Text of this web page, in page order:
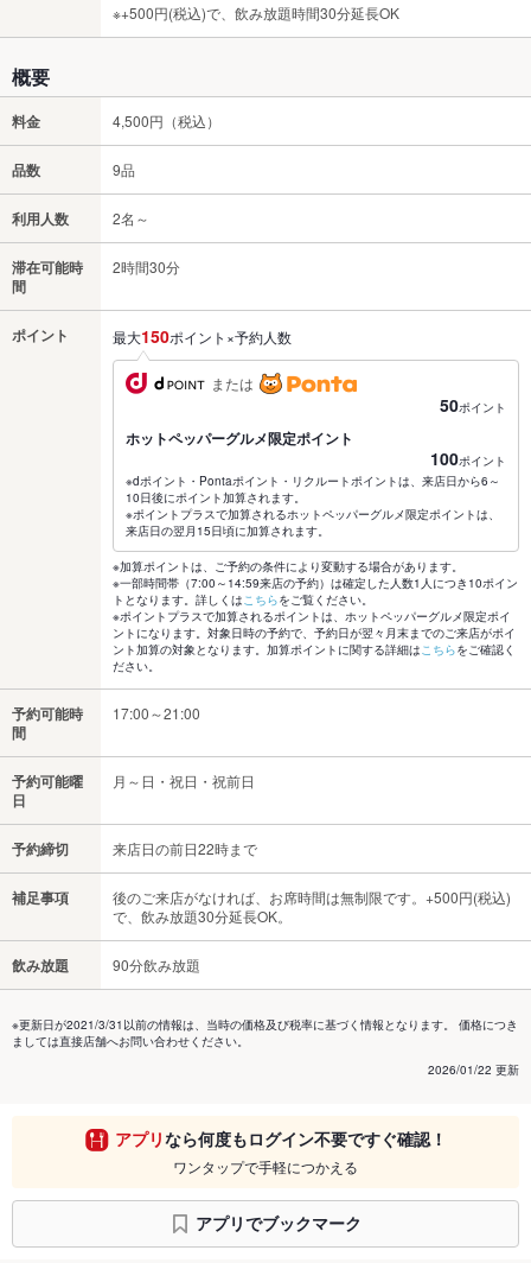
※+500円(税込)で、飲み放題時間30分延長OK
概要
料金 4,500円（税込）
品数 9品
利用人数 2名～
滞在可能時
間
2時間30分
ポイント 最大150ポイント×予約人数
または
50ポイント
ホットペッパーグルメ限定ポイント
100ポイント
※dポイント・Pontaポイント・リクルートポイントは、来店日から6～
10日後にポイント加算されます。
※ポイントプラスで加算されるホットペッパーグルメ限定ポイントは、
来店日の翌月15日頃に加算されます。
※加算ポイントは、ご予約の条件により変動する場合があります。
※一部時間帯（7:00～14:59来店の予約）は確定した人数1人につき10ポイン
トとなります。詳しくはこちらをご覧ください。
※ポイントプラスで加算されるポイントは、ホットペッパーグルメ限定ポイ
ントになります。対象日時の予約で、予約日が翌々月末までのご来店がポイ
ント加算の対象となります。加算ポイントに関する詳細はこちらをご確認く
ださい。
予約可能時
間
17:00～21:00
予約可能曜
日
月～日・祝日・祝前日
予約締切 来店日の前日22時まで
補足事項
後のご来店がなければ、お席時間は無制限です。+500円(税込)
で、飲み放題30分延長OK。
飲み放題 90分飲み放題
※更新日が2021/3/31以前の情報は、当時の価格及び税率に基づく情報となります。 価格につき
ましては直接店舗へお問い合わせください。
2026/01/22 更新
アプリなら何度もログイン不要ですぐ確認！
ワンタップで手軽につかえる
アプリでブックマーク